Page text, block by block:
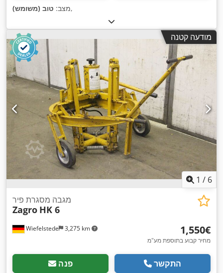
מצב: טוב (משומש) ,
מודעה קטנה
1 / 6
Wiefelstede 3,275 km
מגבה מסגרת פיר
Zagro HK 6
‏1,550 ‏€
מחיר קבוע בתוספת מע"מ
פנה התקשר